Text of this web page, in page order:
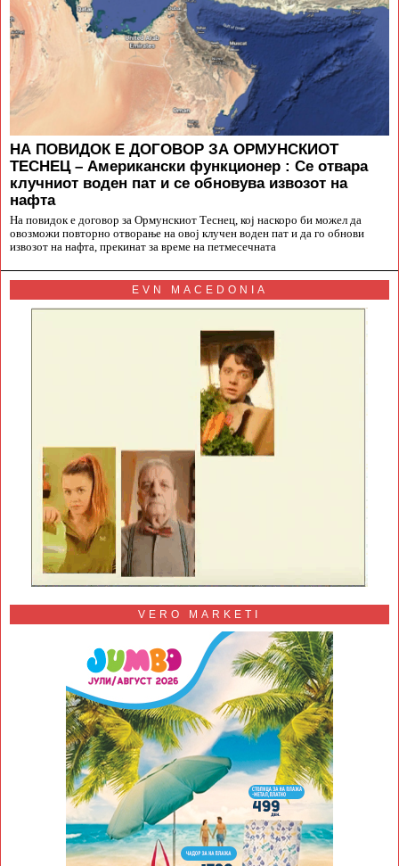
НА ПОВИДОК Е ДОГОВОР ЗА ОРМУНСКИОТ
ТЕСНЕЦ – Американски функционер : Се отвара
клучниот воден пат и се обновува извозот на
нафта
На повидок е договор за Ормунскиот Теснец, кој наскоро би можел да
овозможи повторно отворање на овој клучен воден пат и да го обнови
извозот на нафта, прекинат за време на петмесечната
EVN MACEDONIA
VERO MARKETI